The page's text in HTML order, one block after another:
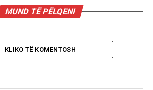
MUND TË PËLQENI
KLIKO TË KOMENTOSH